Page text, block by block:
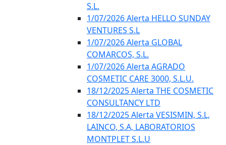
S.L.
1/07/2026 Alerta HELLO SUNDAY
VENTURES S.L
1/07/2026 Alerta GLOBAL
COMARCOS, S.L.
1/07/2026 Alerta AGRADO
COSMETIC CARE 3000, S.L.U.
18/12/2025 Alerta THE COSMETIC
CONSULTANCY LTD
18/12/2025 Alerta VESISMIN, S.L,
LAINCO, S.A, LABORATORIOS
MONTPLET S.L.U